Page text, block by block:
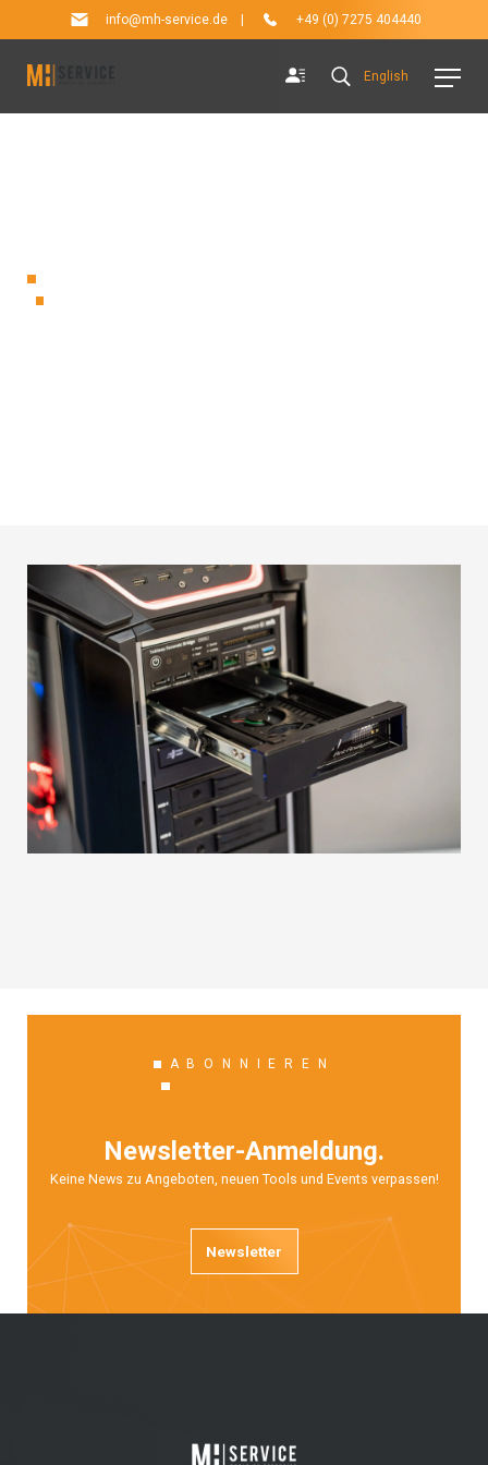
info@mh-service.de +49 (0) 7275 404440
English
ABONNIEREN
Newsletter-Anmeldung.
Keine News zu Angeboten, neuen Tools und Events verpassen!
Newsletter